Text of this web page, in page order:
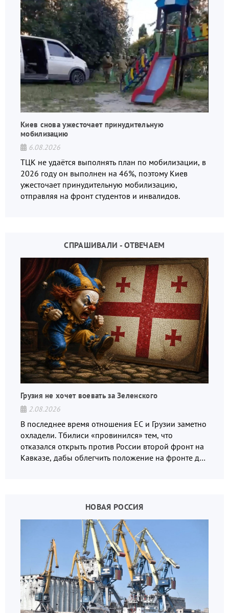
Киев снова ужесточает принудительную
мобилизацию
6.08.2026
ТЦК не удаётся выполнять план по мобилизации, в
2026 году он выполнен на 46%, поэтому Киев
ужесточает принудительную мобилизацию,
отправляя на фронт студентов и инвалидов.
СПРАШИВАЛИ - ОТВЕЧАЕМ
Грузия не хочет воевать за Зеленского
2.08.2026
В последнее время отношения ЕС и Грузии заметно
охладели. Тбилиси «провинился» тем, что
отказался открыть против России второй фронт на
Кавказе, дабы облегчить положение на фронте для
НОВАЯ РОССИЯ